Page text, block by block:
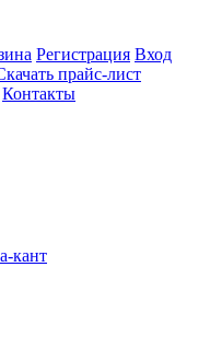
Регистрация Вход
прайс-лист
Контакты
кант